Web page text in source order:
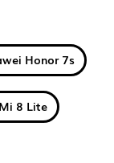
Honor 7s
8 Lite